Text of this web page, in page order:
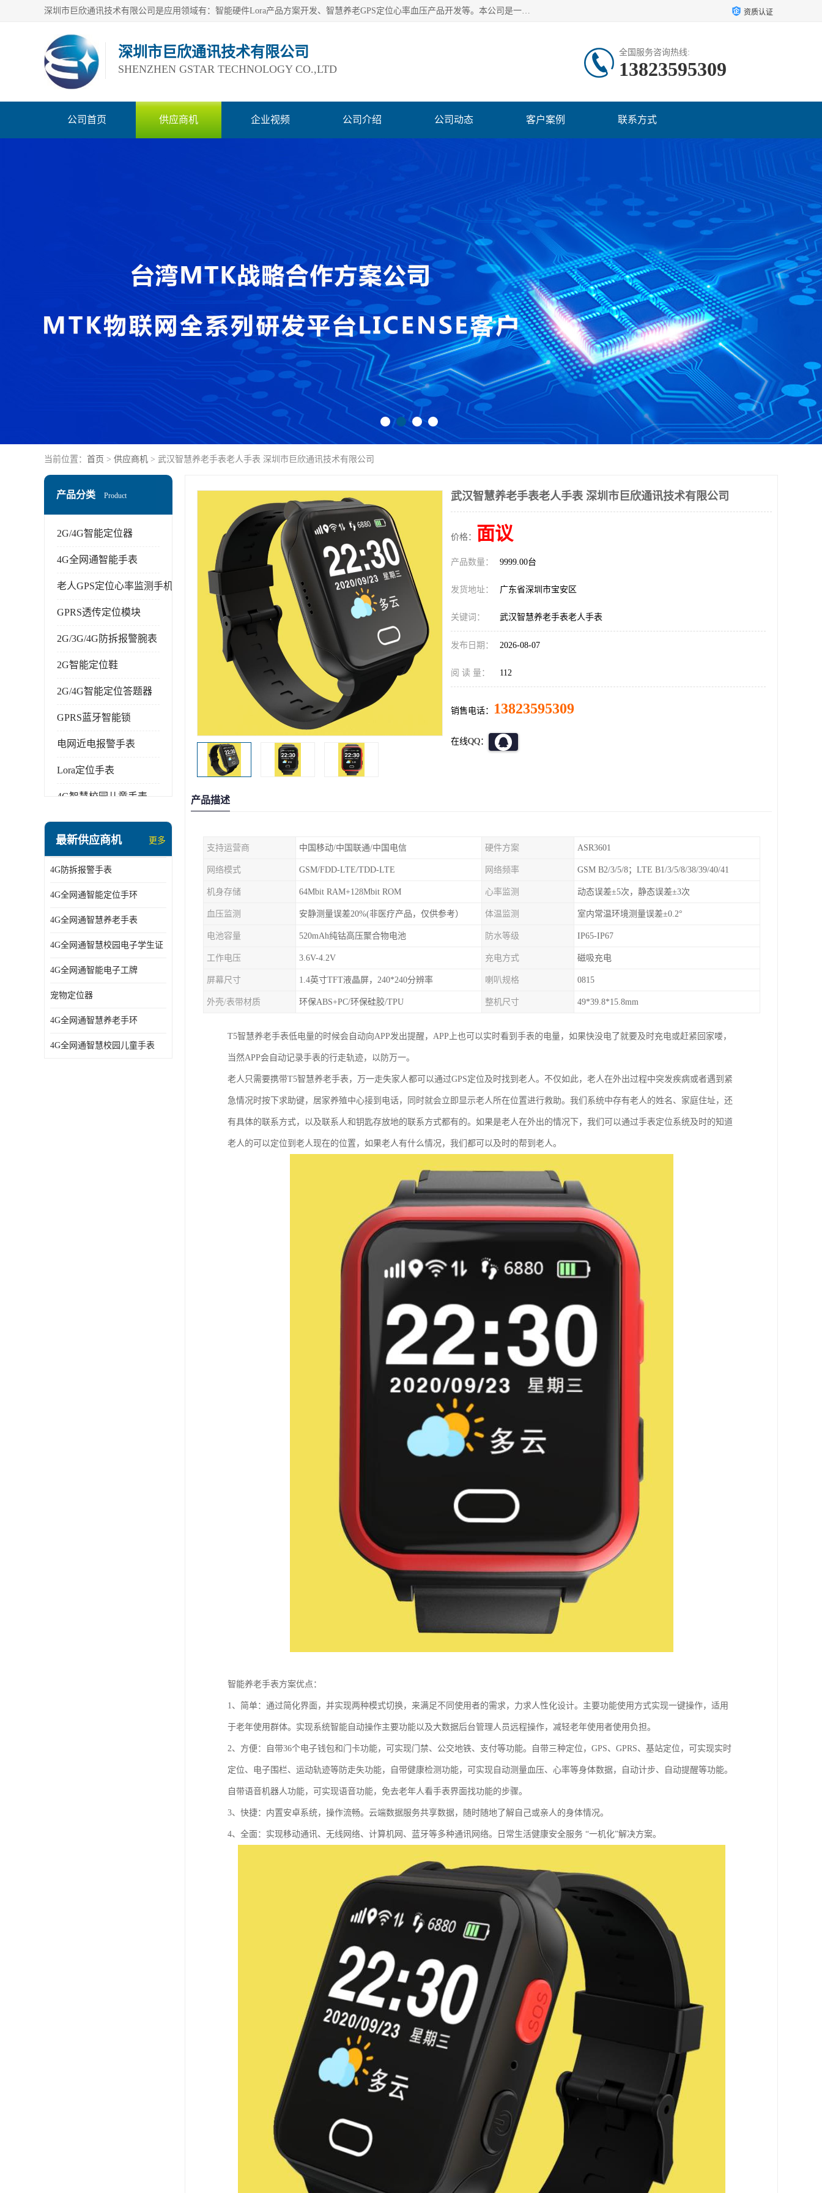
深圳市巨欣通讯技术有限公司是应用领域有：智能硬件Lora产品方案开发、智慧养老GPS定位心率血压产品开发等。本公司是一家民营高新技术企业、行业成员之一的智能硬件方案提供商，公司致力于为智能物联领域提供硬件解决方案。公司可满足不同类型客户采购需要，巨欣通讯切身体会客户对服务及时性的要求，建立了完善的售后服务系统，运用先进的互联网工具为客户提供及时、周到的服务！ 资质认证
深圳市巨欣通讯技术有限公司
SHENZHEN GSTAR TECHNOLOGY CO.,LTD
全国服务咨询热线:
13823595309
公司首页 供应商机 企业视频 公司介绍 公司动态 客户案例 联系方式
当前位置： 首页 > 供应商机 > 武汉智慧养老手表老人手表 深圳市巨欣通讯技术有限公司
产品分类 Product
2G/4G智能定位器
4G全网通智能手表
老人GPS定位心率监测手机
GPRS透传定位模块
2G/3G/4G防拆报警腕表
2G智能定位鞋
2G/4G智能定位答题器
GPRS蓝牙智能锁
电网近电报警手表
Lora定位手表
4G智慧校园儿童手表
指静脉识别智能锁
2G/BT4.0智能睡眠带
2G/4G智慧养老手环
最新供应商机 更多
4G防拆报警手表
4G全网通智能定位手环
4G全网通智慧养老手表
4G全网通智慧校园电子学生证
4G全网通智能电子工牌
宠物定位器
4G全网通智慧养老手环
4G全网通智慧校园儿童手表
武汉智慧养老手表老人手表 深圳市巨欣通讯技术有限公司
价格： 面议
产品数量： 9999.00台
发货地址： 广东省深圳市宝安区
关键词： 武汉智慧养老手表老人手表
发布日期： 2026-08-07
阅 读 量： 112
销售电话： 13823595309
在线QQ：
产品描述
支持运营商 中国移动/中国联通/中国电信 硬件方案 ASR3601
网络模式 GSM/FDD-LTE/TDD-LTE 网络频率 GSM B2/3/5/8；LTE B1/3/5/8/38/39/40/41
机身存储 64Mbit RAM+128Mbit ROM 心率监测 动态误差±5次，静态误差±3次
血压监测 安静测量误差20%(非医疗产品，仅供参考） 体温监测 室内常温环境测量误差±0.2°
电池容量 520mAh纯钴高压聚合物电池 防水等级 IP65-IP67
工作电压 3.6V-4.2V 充电方式 磁吸充电
屏幕尺寸 1.4英寸TFT液晶屏，240*240分辨率 喇叭规格 0815
外壳/表带材质 环保ABS+PC/环保硅胶/TPU 整机尺寸 49*39.8*15.8mm
T5智慧养老手表低电量的时候会自动向APP发出提醒，APP上也可以实时看到手表的电量，如果快没电了就要及时充电或赶紧回家喽，
当然APP会自动记录手表的行走轨迹，以防万一。
老人只需要携带T5智慧养老手表，万一走失家人都可以通过GPS定位及时找到老人。不仅如此，老人在外出过程中突发疾病或者遇到紧
急情况时按下求助键，居家养殖中心接到电话，同时就会立即显示老人所在位置进行救助。我们系统中存有老人的姓名、家庭住址，还
有具体的联系方式，以及联系人和钥匙存放地的联系方式都有的。如果是老人在外出的情况下，我们可以通过手表定位系统及时的知道
老人的可以定位到老人现在的位置，如果老人有什么情况，我们都可以及时的帮到老人。
智能养老手表方案优点：
1、简单：通过简化界面，并实现两种模式切换，来满足不同使用者的需求，力求人性化设计。主要功能使用方式实现一键操作，适用
于老年使用群体。实现系统智能自动操作主要功能以及大数据后台管理人员远程操作，减轻老年使用者使用负担。
2、方便：自带36个电子钱包和门卡功能，可实现门禁、公交地铁、支付等功能。自带三种定位，GPS、GPRS、基站定位，可实现实时
定位、电子围栏、运动轨迹等防走失功能，自带健康检测功能，可实现自动测量血压、心率等身体数据，自动计步、自动提醒等功能。
自带语音机器人功能，可实现语音功能，免去老年人看手表界面找功能的步骤。
3、快捷：内置安卓系统，操作流畅。云端数据服务共享数据，随时随地了解自己或亲人的身体情况。
4、全面：实现移动通讯、无线网络、计算机网、蓝牙等多种通讯网络。日常生活健康安全服务 “一机化”解决方案。